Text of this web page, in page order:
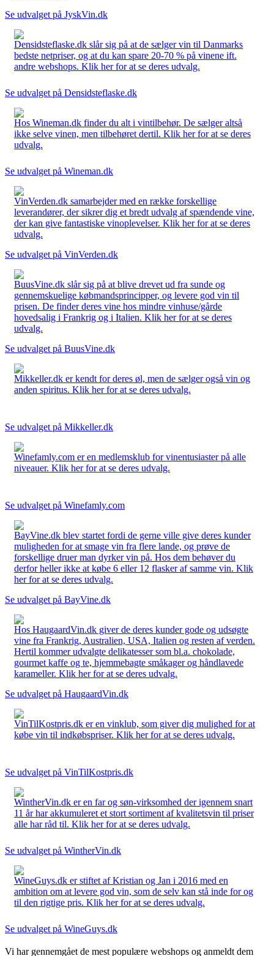
Se udvalget på JyskVin.dk
Densidsteflaske.dk slår sig på at de sælger vin til Danmarks
bedste netpriser, og at du kan spare 20-70 % på vinene ift.
andre webshops. Klik her for at se deres udvalg.
Se udvalget på Densidsteflaske.dk
Hos Wineman.dk finder du alt i vintilbehør. De sælger altså
ikke selve vinen, men tilbehøret dertil. Klik her for at se deres
udvalg.
Se udvalget på Wineman.dk
VinVerden.dk samarbejder med en række forskellige
leverandører, der sikrer dig et bredt udvalg af spændende vine,
der kan give fantastiske vinoplevelser. Klik her for at se deres
udvalg.
Se udvalget på VinVerden.dk
BuusVine.dk slår sig på at blive drevet ud fra sunde og
gennemskuelige købmandsprincipper, og levere god vin til
prisen. De finder deres vine hos mindre vinhuse/gårde
hovedsalig i Frankrig og i Italien. Klik her for at se deres
udvalg.
Se udvalget på BuusVine.dk
Mikkeller.dk er kendt for deres øl, men de sælger også vin og
anden spiritus. Klik her for at se deres udvalg.
Se udvalget på Mikkeller.dk
Winefamly.com er en medlemsklub for vinentusiaster på alle
niveauer. Klik her for at se deres udvalg.
Se udvalget på Winefamly.com
BayVine.dk blev startet fordi de gerne ville give deres kunder
muligheden for at smage vin fra flere lande, og prøve de
forskellige druer man dyrker vin på. Hos dem behøver du
derfor heller ikke at købe 6 eller 12 flasker af samme vin. Klik
her for at se deres udvalg.
Se udvalget på BayVine.dk
Hos HaugaardVin.dk giver de deres kunder gode og udsøgte
vine fra Frankrig, Australien, USA, Italien og resten af verden.
Hertil kommer udvalgte delikatesser som bl.a. chokolade,
gourmet kaffe og te, hjemmebagte småkager og håndlavede
karameller. Klik her for at se deres udvalg.
Se udvalget på HaugaardVin.dk
VinTilKostpris.dk er en vinklub, som giver dig mulighed for at
købe vin til indkøbspriser. Klik her for at se deres udvalg.
Se udvalget på VinTilKostpris.dk
WintherVin.dk er en far og søn-virksomhed der igennem snart
11 år har akkumuleret et stort sortiment af kvalitetsvin til priser
alle har råd til. Klik her for at se deres udvalg.
Se udvalget på WintherVin.dk
WineGuys.dk er stiftet af Kristian og Jan i 2016 med en
ambition om at levere god vin, som de selv kan stå inde for og
til den rigtige pris. Klik her for at se deres udvalg.
Se udvalget på WineGuys.dk
Vi har gennemgået de mest populære webshops og anmeldt dem